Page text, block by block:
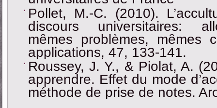
Pollet, M.-C. (2010).
discours universitaires:
mêmes problèmes, mêmes
applications, 47, 133-141.
Roussey, J. Y., & Piolat, A.
apprendre. Effet du mode
méthode de prise de notes.